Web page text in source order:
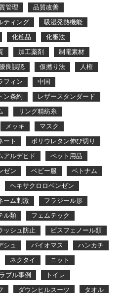
管理
品質改善
ティング
吸湿発熱機能
化粧品
化審法
加工薬剤
制電素材
良誤認 仮撚り法
人権
フィン
中国
ン条約
レザースタンダード
リング精紡糸
メッキ
マスク
ート
ポリウレタン伸び切り
アルデヒド
ペット用品
ゼン ベビー服
ベトナム
ヘキサクロロベンゼン
ーム刺激
フラジール形
ル類
フェムテック
ッシュ防止
ビスフェノール類
シュ バイオマス
ハンカチ
ネクタイ
ニット
ブル事例
トイレ
ダウンヒルスーツ タオル